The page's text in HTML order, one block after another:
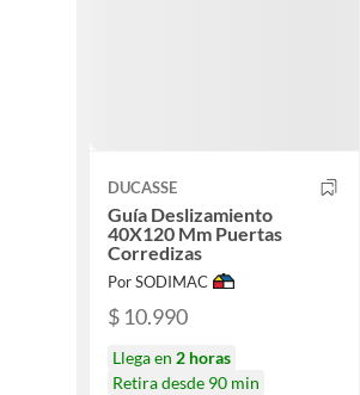
DUCASSE
Guía Deslizamiento
40X120 Mm Puertas
Corredizas
Por SODIMAC
$ 10.990
Llega en 2 horas
Retira desde 90 min